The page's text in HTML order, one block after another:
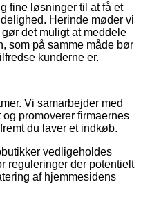
fine løsninger til at få et
Herinde møder vi
det muligt at meddele
som på samme måde bør
kunderne er.
Vi samarbejder med
promoverer firmaernes
du laver et indkøb.
vedligeholdes
reguleringer der potentielt
af hjemmesidens